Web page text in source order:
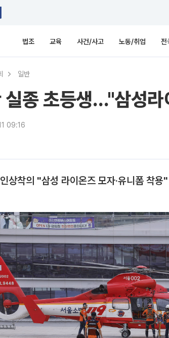
법조 교육 사건/사고 노동/취업 전
일반
실종 초등생…"삼성
09:16
상착의 "삼성 라이온즈 모자·유니폼 착용"